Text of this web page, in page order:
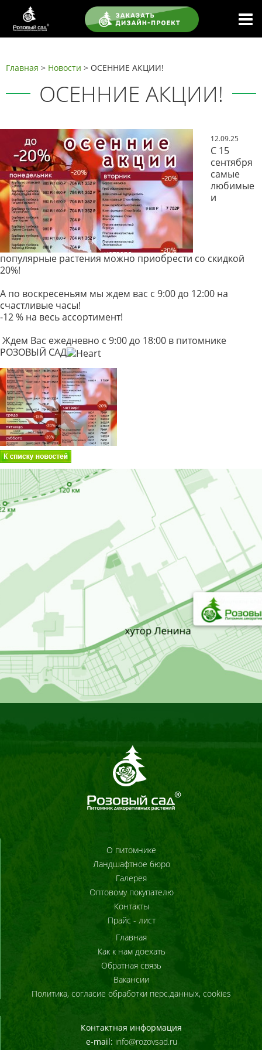
Главная > Новости > ОСЕННИЕ АКЦИИ!
ОСЕННИЕ АКЦИИ!
12.09.25
С 15
сентября
самые
любимые
и
популярные растения можно приобрести со скидкой
20%!
А по воскресеньям мы ждем вас с 9:00 до 12:00 на
счастливые часы!
-12 % на весь ассортимент!
Ждем Вас ежедневно с 9:00 до 18:00 в питомнике
РОЗОВЫЙ САД
О питомнике
Ландшафтное бюро
Галерея
Оптовому покупателю
Контакты
Прайс - лист
Главная
Как к нам доехать
Обратная связь
Вакансии
Политика, согласие обработки перс.данных, cookies
Контактная информация
e-mail: info@rozovsad.ru